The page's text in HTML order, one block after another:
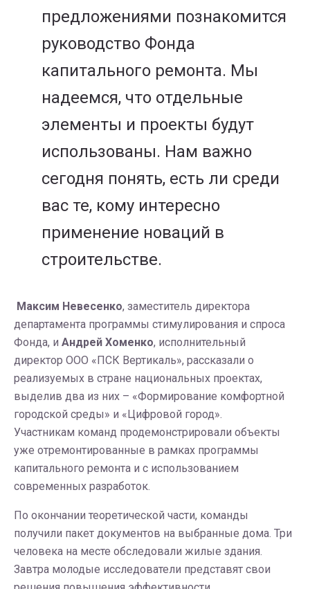
предложениями познакомится
руководство Фонда
капитального ремонта. Мы
надеемся, что отдельные
элементы и проекты будут
использованы. Нам важно
сегодня понять, есть ли среди
вас те, кому интересно
применение новаций в
строительстве.
Максим Невесенко, заместитель директора
департамента программы стимулирования и спроса
Фонда, и Андрей Хоменко, исполнительный
директор ООО «ПСК Вертикаль», рассказали о
реализуемых в стране национальных проектах,
выделив два из них – «Формирование комфортной
городской среды» и «Цифровой город».
Участникам команд продемонстрировали объекты
уже отремонтированные в рамках программы
капитального ремонта и с использованием
современных разработок.
По окончании теоретической части, команды
получили пакет документов на выбранные дома. Три
человека на месте обследовали жилые здания.
Завтра молодые исследователи представят свои